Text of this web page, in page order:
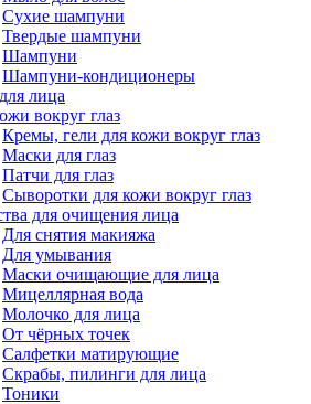
Сухие шампуни
Твердые шампуни
Шампуни
Шампуни-кондиционеры
лица
вокруг глаз
Кремы, гели для кожи вокруг глаз
Маски для глаз
Патчи для глаз
Сыворотки для кожи вокруг глаз
для очищения лица
Для снятия макияжа
Для умывания
Маски очищающие для лица
Мицеллярная вода
Молочко для лица
От чёрных точек
Салфетки матирующие
Скрабы, пилинги для лица
Тоники